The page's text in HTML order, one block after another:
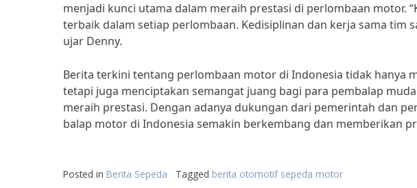
menjadi kunci utama dalam meraih prestasi di perlombaan motor.
terbaik dalam setiap perlombaan. Kedisiplinan dan kerja sama tim
ujar Denny.
Berita terkini tentang perlombaan motor di Indonesia tidak hanya
tetapi juga menciptakan semangat juang bagi para pembalap
meraih prestasi. Dengan adanya dukungan dari pemerintah dan
balap motor di Indonesia semakin berkembang dan memberikan
Posted in Berita Sepeda Tagged berita otomotif sepeda motor